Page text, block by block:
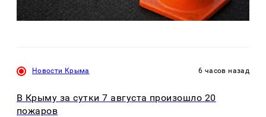
Новости Крыма 6 часов назад
В Крыму за сутки 7 августа произошло 20
пожаров